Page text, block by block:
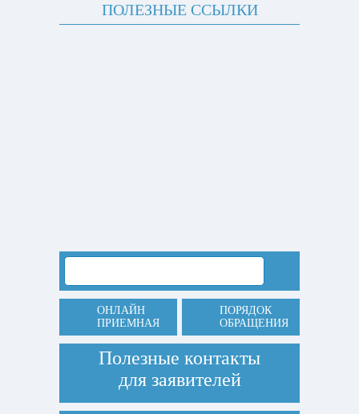
ПОЛЕЗНЫЕ ССЫЛКИ
ОНЛАЙН
ПРИЕМНАЯ
ПОРЯДОК
ОБРАЩЕНИЯ
Полезные контакты
для заявителей